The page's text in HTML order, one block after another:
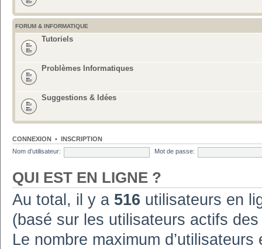
FORUM & INFORMATIQUE
Tutoriels
Problèmes Informatiques
Suggestions & Idées
CONNEXION • INSCRIPTION
Nom d’utilisateur:
Mot de passe:
QUI EST EN LIGNE ?
Au total, il y a 516 utilisateurs en
(basé sur les utilisateurs actifs
Le nombre maximum